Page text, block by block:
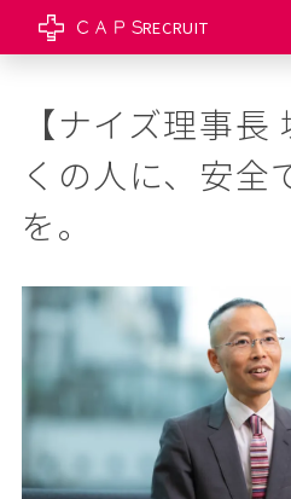
RECRUIT
【ナイズ理事
くの人に、安全
を。